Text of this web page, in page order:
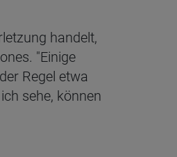
handelt,
"Einige
Regel etwa
sehe, können